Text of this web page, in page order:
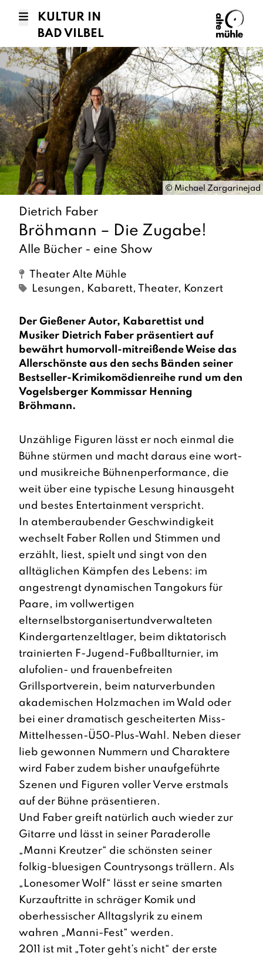
KULTUR IN
BAD VILBEL
© Michael Zargarinejad
Dietrich Faber
Bröhmann – Die Zugabe!
Alle Bücher - eine Show
Theater Alte Mühle
Lesungen , Kabarett, Theater, Konzert
Der Gießener Autor, Kabarettist und
Musiker Dietrich Faber präsentiert auf
bewährt humorvoll-mitreißende Weise das
Allerschönste aus den sechs Bänden seiner
Bestseller-Krimikomödienreihe rund um den
Vogelsberger Kommissar Henning
Bröhmann.
Unzählige Figuren lässt er noch einmal die
Bühne stürmen und macht daraus eine wort-
und musikreiche Bühnenperformance, die
weit über eine typische Lesung hinausgeht
und bestes Entertainment verspricht.
In atemberaubender Geschwindigkeit
wechselt Faber Rollen und Stimmen und
erzählt, liest, spielt und singt von den
alltäglichen Kämpfen des Lebens: im
angestrengt dynamischen Tangokurs für
Paare, im vollwertigen
elternselbstorganisertundverwalteten
Kindergartenzeltlager, beim diktatorisch
trainierten F-Jugend-Fußballturnier, im
alufolien- und frauenbefreiten
Grillsportverein, beim naturverbunden
akademischen Holzmachen im Wald oder
bei einer dramatisch gescheiterten Miss-
Mittelhessen-Ü50-Plus-Wahl. Neben dieser
lieb gewonnen Nummern und Charaktere
wird Faber zudem bisher unaufgeführte
Szenen und Figuren voller Verve erstmals
auf der Bühne präsentieren.
Und Faber greift natürlich auch wieder zur
Gitarre und lässt in seiner Paraderolle
„Manni Kreutzer“ die schönsten seiner
folkig-bluesigen Countrysongs trällern. Als
„Lonesomer Wolf“ lässt er seine smarten
Kurzauftritte in schräger Komik und
oberhessischer Alltagslyrik zu einem
wahren „Manni-Fest“ werden.
2011 ist mit „Toter geht’s nicht“ der erste